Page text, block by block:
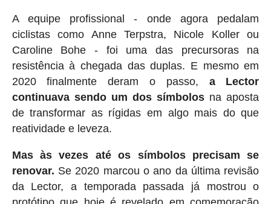
A equipe profissional - onde agora pedalam
ciclistas como Anne Terpstra, Nicole Koller ou
Caroline Bohe - foi uma das precursoras na
resistência à chegada das duplas. E mesmo em
2020 finalmente deram o passo, a Lector
continuava sendo um dos símbolos na aposta
de transformar as rígidas em algo mais do que
reatividade e leveza.
Mas às vezes até os símbolos precisam se
renovar. Se 2020 marcou o ano da última revisão
da Lector, a temporada passada já mostrou o